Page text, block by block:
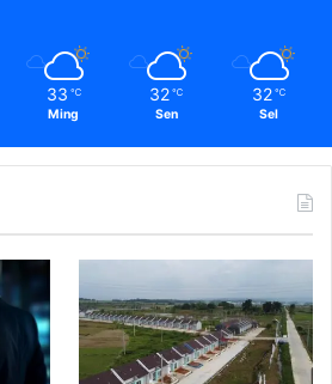
33 ℃
Ming
32 ℃
Sen
32 ℃
Sel